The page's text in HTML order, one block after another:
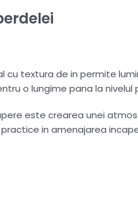
cu textura de in permite
o lungime pana la nivelul
este crearea unei
in amenajarea